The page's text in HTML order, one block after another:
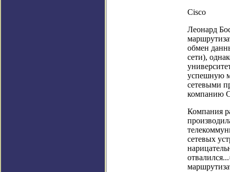
Cisco
Леонард
обмен
сети),
успешную
сетевыми
компанию
Компания
сетевых